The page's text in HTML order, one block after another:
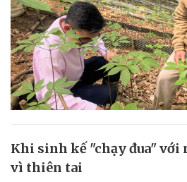
Khi sinh kế "chạy đua" với
vì thiên tai